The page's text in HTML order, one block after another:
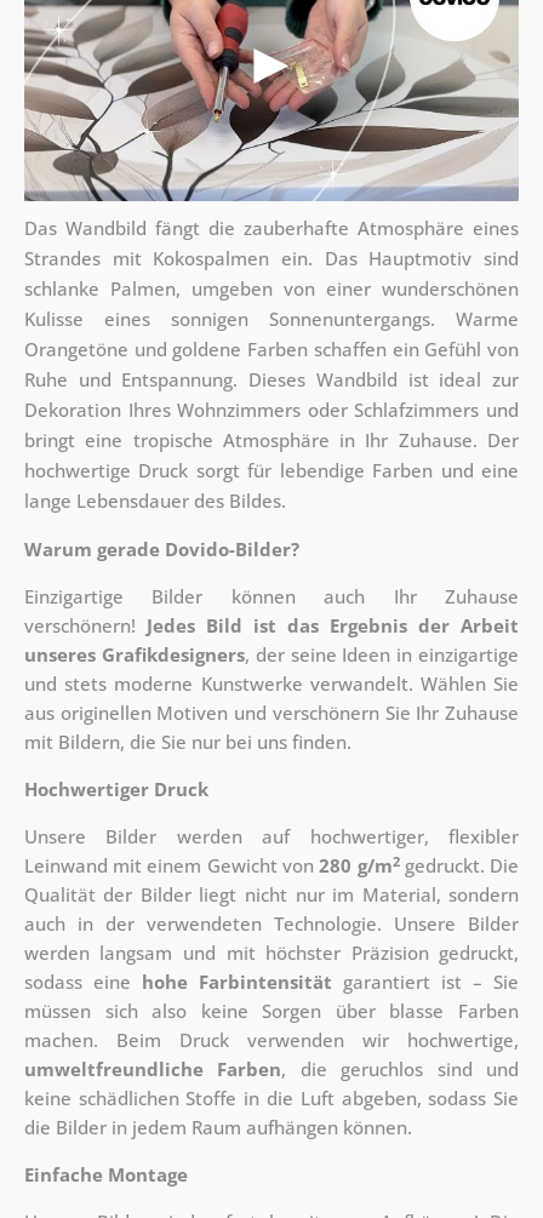
Das Wandbild fängt die zauberhafte Atmosphäre eines
Strandes mit Kokospalmen ein. Das Hauptmotiv sind
schlanke Palmen, umgeben von einer wunderschönen
Kulisse eines sonnigen Sonnenuntergangs. Warme
Orangetöne und goldene Farben schaffen ein Gefühl von
Ruhe und Entspannung. Dieses Wandbild ist ideal zur
Dekoration Ihres Wohnzimmers oder Schlafzimmers und
bringt eine tropische Atmosphäre in Ihr Zuhause. Der
hochwertige Druck sorgt für lebendige Farben und eine
lange Lebensdauer des Bildes.
Warum gerade Dovido-Bilder?
Einzigartige Bilder können auch Ihr Zuhause
verschönern! Jedes Bild ist das Ergebnis der Arbeit
unseres Grafikdesigners, der seine Ideen in einzigartige
und stets moderne Kunstwerke verwandelt. Wählen Sie
aus originellen Motiven und verschönern Sie Ihr Zuhause
mit Bildern, die Sie nur bei uns finden.
Hochwertiger Druck
Unsere Bilder werden auf hochwertiger, flexibler
Leinwand mit einem Gewicht von280 g/m2gedruckt. Die
Qualität der Bilder liegt nicht nur im Material, sondern
auch in der verwendeten Technologie. Unsere Bilder
werden langsam und mit höchster Präzision gedruckt,
sodass eine hohe Farbintensität garantiert ist – Sie
müssen sich also keine Sorgen über blasse Farben
machen. Beim Druck verwenden wir hochwertige,
umweltfreundliche Farben, die geruchlos sind und
keine schädlichen Stoffe in die Luft abgeben, sodass Sie
die Bilder in jedem Raum aufhängen können.
Einfache Montage